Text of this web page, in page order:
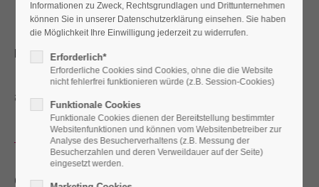
Portfolio
Lorem ipsum dolor sit amet, consectetuer
adipiscing elit. Aenean commodo ligula.
Latest Projects
Contact
Informationen zu Zweck, Rechtsgrundlagen und Drittunternehmen
können Sie in unserer Datenschutzerklärung einsehen. Sie haben
die Möglichkeit Ihre Einwilligung jederzeit zu widerrufen.
Erforderlich*
Erforderliche Cookies sind Cookies, ohne die die Website
nicht fehlerfrei funktionieren würde (z.B. Session-Cookies)
Funktionale Cookies
Funktionale Cookies dienen der Bereitstellung bestimmter
Websitenfunktionen und können vom Websitenbetreiber zur
Analyse des Besucherverhaltens (z.B. Messung der
Besucherzahlen und deren Verweildauer auf der Seite)
eingesetzt werden.